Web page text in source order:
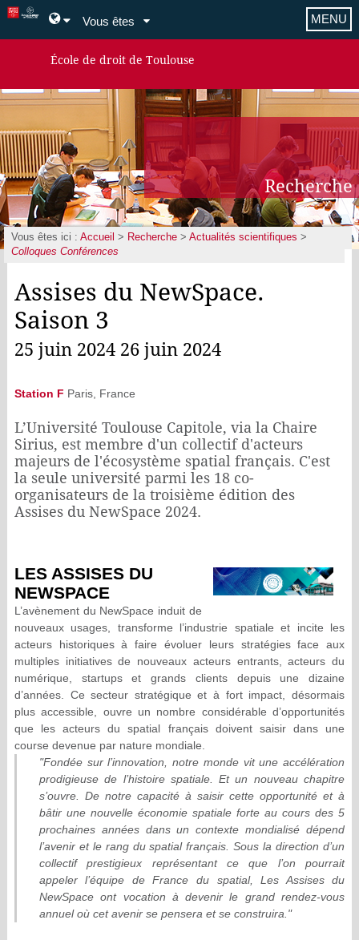
Vous êtes
École de droit de Toulouse
MENU
Recherche
Vous êtes ici :Accueil > Recherche >Actualités scientifiques >
Colloques Conférences
Assises du NewSpace.
Saison 3
25 juin 2024 26 juin 2024
Station F Paris, France
L’Université Toulouse Capitole, via la Chaire
Sirius, est membre d'un collectif d'acteurs
majeurs de l'écosystème spatial français. C'est
la seule université parmi les 18 co-
organisateurs de la troisième édition des
Assises du NewSpace 2024.
LES ASSISES DU
NEWSPACE
L’avènement du NewSpace induit de
nouveaux usages, transforme l’industrie spatiale et incite les
acteurs historiques à faire évoluer leurs stratégies face aux
multiples initiatives de nouveaux acteurs entrants, acteurs du
numérique, startups et grands clients depuis une dizaine
d’années. Ce secteur stratégique et à fort impact, désormais
plus accessible, ouvre un nombre considérable d’opportunités
que les acteurs du spatial français doivent saisir dans une
course devenue par nature mondiale.
"Fondée sur l’innovation, notre monde vit une accélération
prodigieuse de l’histoire spatiale. Et un nouveau chapitre
s’ouvre. De notre capacité à saisir cette opportunité et à
bâtir une nouvelle économie spatiale forte au cours des 5
prochaines années dans un contexte mondialisé dépend
l’avenir et le rang du spatial français. Sous la direction d’un
collectif prestigieux représentant ce que l’on pourrait
appeler l’équipe de France du spatial, Les Assises du
NewSpace ont vocation à devenir le grand rendez-vous
annuel où cet avenir se pensera et se construira."